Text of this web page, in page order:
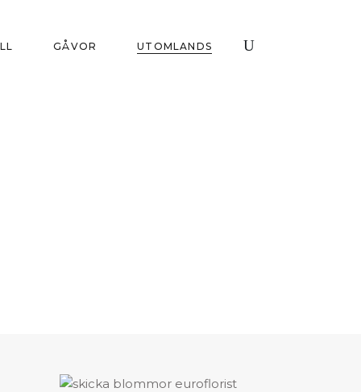
GÅVOR UTOMLANDS